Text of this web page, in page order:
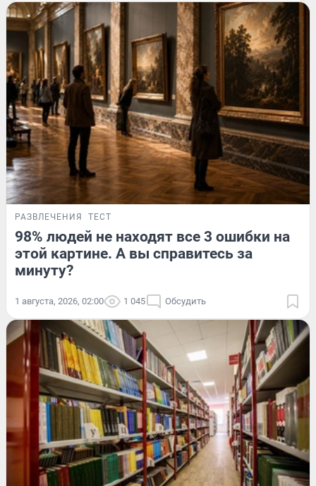
РАЗВЛЕЧЕНИЯ ТЕСТ
98% людей не находят все 3 ошибки на
этой картине. А вы справитесь за
минуту?
1 августа, 2026, 02:00 1 045 Обсудить